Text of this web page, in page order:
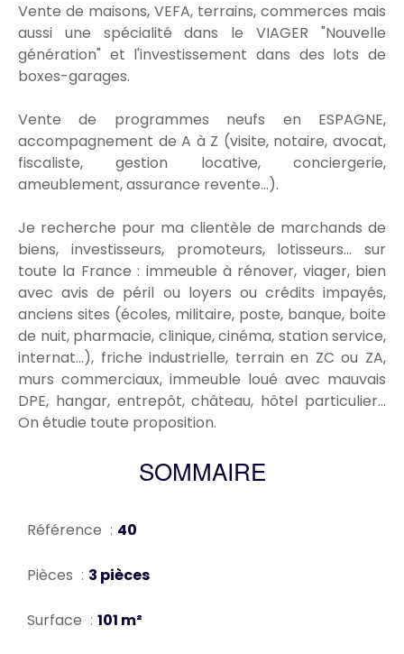
Vente de maisons, VEFA, terrains, commerces mais
aussi une spécialité dans le VIAGER "Nouvelle
génération" et l'investissement dans des lots de
boxes-garages.
Vente de programmes neufs en ESPAGNE,
accompagnement de A à Z (visite, notaire, avocat,
fiscaliste, gestion locative, conciergerie,
ameublement, assurance revente...).
Je recherche pour ma clientèle de marchands de
biens, investisseurs, promoteurs, lotisseurs... sur
toute la France : immeuble à rénover, viager, bien
avec avis de péril ou loyers ou crédits impayés,
anciens sites (écoles, militaire, poste, banque, boite
de nuit, pharmacie, clinique, cinéma, station service,
internat...), friche industrielle, terrain en ZC ou ZA,
murs commerciaux, immeuble loué avec mauvais
DPE, hangar, entrepôt, château, hôtel particulier...
On étudie toute proposition.
SOMMAIRE
Référence 40
Pièces 3 pièces
Surface 101 m²